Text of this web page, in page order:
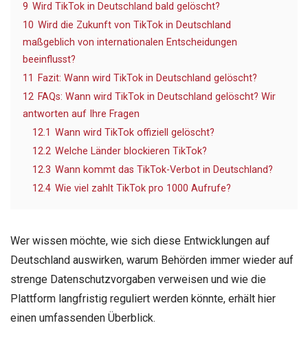
9 Wird TikTok in Deutschland bald gelöscht?
10 Wird die Zukunft von TikTok in Deutschland
maßgeblich von internationalen Entscheidungen
beeinflusst?
11
Fazit: Wann wird TikTok in Deutschland gelöscht?
12 FAQs: Wann wird TikTok in Deutschland gelöscht? Wir
antworten auf Ihre Fragen
12.1 Wann wird TikTok offiziell gelöscht?
12.2 Welche Länder blockieren TikTok?
12.3 Wann kommt das TikTok-Verbot in Deutschland?
12.4 Wie viel zahlt TikTok pro 1000 Aufrufe?
Wer wissen möchte, wie sich diese Entwicklungen auf
Deutschland auswirken, warum Behörden immer wieder auf
strenge Datenschutzvorgaben verweisen und wie die
Plattform langfristig reguliert werden könnte, erhält hier
einen umfassenden Überblick.